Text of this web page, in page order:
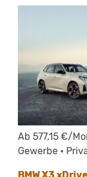
Ab 577,15 €/
Gewerbe •